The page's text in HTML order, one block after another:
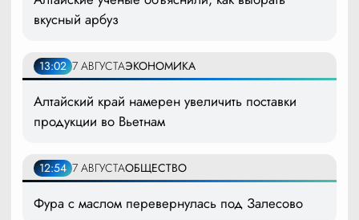
вкусный арбуз
13:02 7 АВГУСТАЭКОНОМИКА
Алтайский край намерен увеличить поставки
продукции во Вьетнам
12:54 7 АВГУСТАОБЩЕСТВО
Фура с маслом перевернулась под Залесово